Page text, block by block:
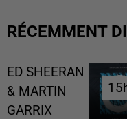
RÉCEMMENT
ED SHEERAN
& MARTIN
GARRIX